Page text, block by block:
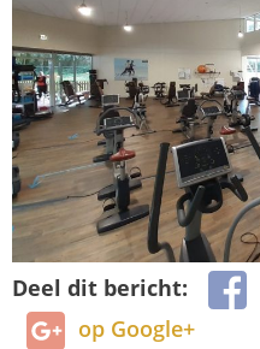
Deel dit bericht:
op Google+